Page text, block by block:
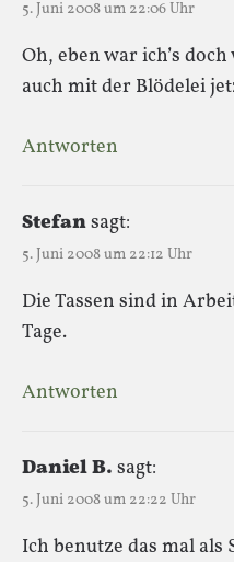
5. Juni 2008 um 22:06 Uhr
Oh, eben war ich’s
auch mit der Blödelei
Antworten
Stefansagt:
5. Juni 2008 um 22:12 Uhr
Die Tassen sind in
Tage.
Antworten
Daniel B. sagt:
5. Juni 2008 um 22:22 Uhr
Ich benutze das mal als